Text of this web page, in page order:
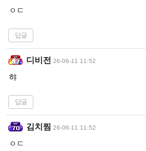
ㅇㄷ
답글
디비전 26-06-11 11:52
햐
답글
김치찜 26-06-11 11:52
ㅇㄷ